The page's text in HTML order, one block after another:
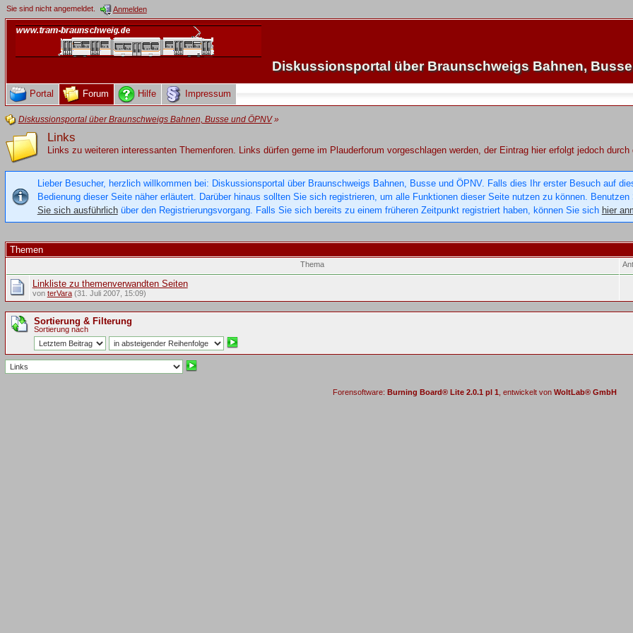
Sie sind nicht angemeldet. Anmelden
Diskussionsportal über Braunschweigs Bahnen,
Portal Forum Hilfe Impressum
Diskussionsportal über Braunschweigs Bahnen, Busse und ÖPNV»
Links
Links zu weiteren interessanten Themenforen. Links dürfen gerne im Plauderforum vorgeschlagen werden, der Eintrag hier erfolgt jedoch durch
Lieber Besucher, herzlich willkommen bei: Diskussionsportal über Braunschweigs Bahnen, Busse und ÖPNV. Falls dies Ihr erster Besuch auf
Bedienung dieser Seite näher erläutert. Darüber hinaus sollten Sie sich registrieren, um alle Funktionen dieser Seite nutzen zu können. Benutzen
Sie sich ausführlichüber den Registrierungsvorgang. Falls Sie sich bereits zu einem früheren Zeitpunkt registriert haben, können Sie sich hier
Themen
Thema
Linkliste zu themenverwandten Seiten
von terVara(31. Juli 2007, 15:09)
Sortierung & Filterung
Sortierung nach
Forensoftware: Burning Board® Lite 2.0.1 pl 1 , entwickelt von WoltLab® GmbH